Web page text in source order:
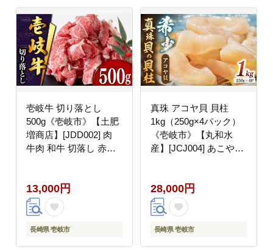
壱岐牛 切り落とし
500g《壱岐市》【土肥
増商店】[JDD002] 肉
牛肉 和牛 切落し 赤身
13000円
13,000円
長崎県 壱岐市
真珠 アコヤ貝 貝柱
1kg（250g×4パック）
《壱岐市》【丸和水
産】[JCJ004] あこや貝
分け 個包装 28000
28000円
28,000円
長崎県 壱岐市